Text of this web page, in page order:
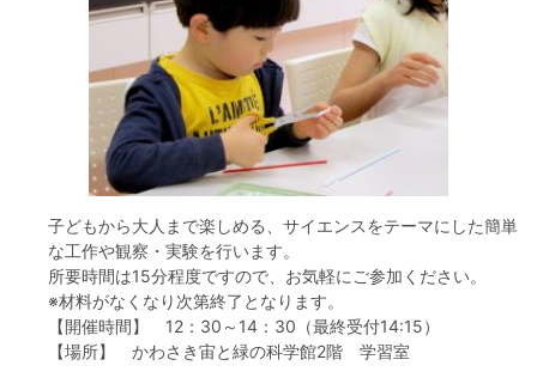
園内のご案内
園内のご案内
生田緑地の樹木ごよみ
学校団体の雨天時の昼食場所
イベント情報
フード＆カフェ
マネジメント会議
自然環境保全管理会議
子どもから大人まで楽しめる、サイエンスをテーマにした簡単
な工作や観察・実験を行います。
所要時間は15分程度ですので、お気軽にご参加ください。
※材料がなくなり次第終了となります。
【開催時間】 12：30～14：30（最終受付14:15）
【場所】 かわさき宙と緑の科学館2階 学習室